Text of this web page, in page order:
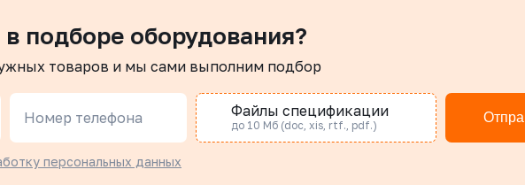
подборе оборудования?
товаров и мы сами выполним подбор
Номер телефона Файлы спецификации
до 10 Мб (doc, xis, rtf., pdf.)
персональных данных